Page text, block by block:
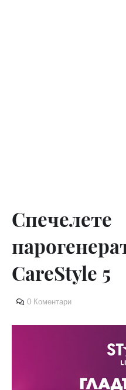
Спечелете
CareStyle 5
0 Коментари